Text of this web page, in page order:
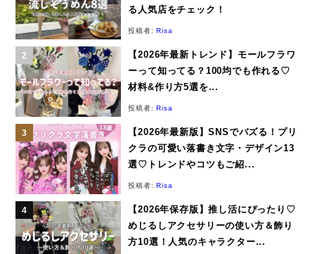
る人気店をチェック！
投稿者:Risa
【2026年最新トレンド】モールフラワ
ーって知ってる？100均でも作れる♡
材料&作り方5選を...
投稿者:Risa
【2026年最新版】SNSでバズる！プリ
クラの可愛い落書き文字・デザイン13
選♡トレンドやコツもご紹...
投稿者:Risa
【2026年保存版】推し活にぴったり♡
めじるしアクセサリーの使い方＆飾り
方10選！人気のキャラクター...